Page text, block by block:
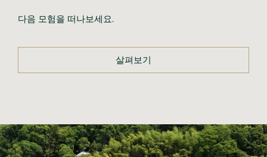
다음 모험을 떠나보세요.
살펴보기